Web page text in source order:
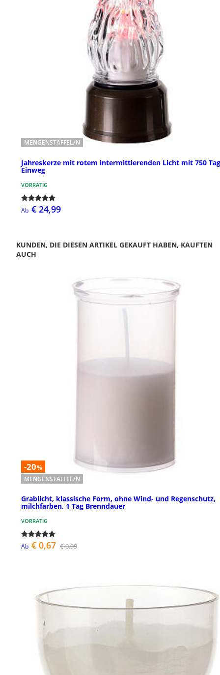
MENGENSTAFFEL/N
Jahreskerze mit rotem intermittierenden Licht mit 750
Einweg
VORRÄTIG
Ab € 24,99
KUNDEN, DIE DIESEN ARTIKEL GEKAUFT HABEN, KAUFTEN
AUCH
-20%
MENGENSTAFFEL/N
Grablicht, klassische Form, ohne Wind- und Regenschutz,
milchfarben, 1 Tag Brenndauer
VORRÄTIG
Ab € 0,67 € 0,99